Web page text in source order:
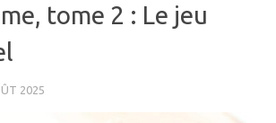
tome 2 : Le jeu
2025